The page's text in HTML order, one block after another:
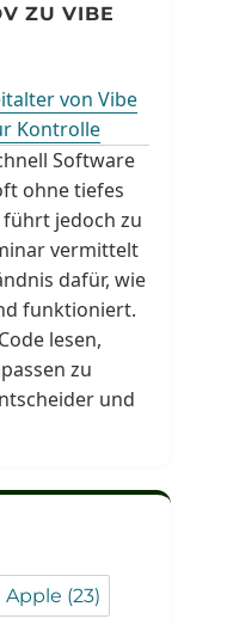
ZU VIBE
von Vibe
Kontrolle
Software
ohne tiefes
jedoch zu
vermittelt
dafür, wie
funktioniert.
lesen,
zu
und
Apple (23)